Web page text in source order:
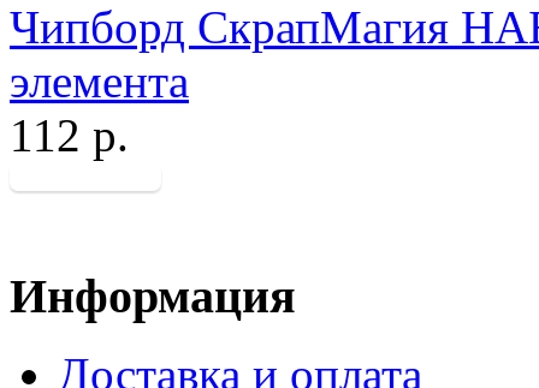
Чипборд СкрапМагия
элемента
112 р.
Информация
Доставка и оплата